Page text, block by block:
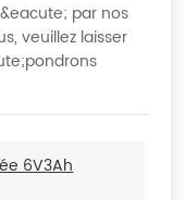
par nos
veuillez laisser
6V3Ah